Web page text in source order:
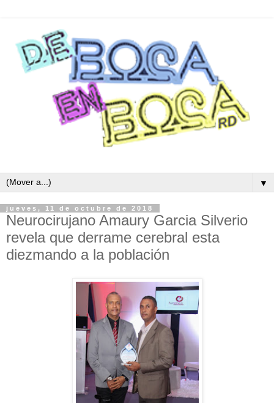
▼
jueves, 11 de octubre de 2018
Neurocirujano Amaury Garcia Silverio
revela que derrame cerebral esta
diezmando a la población